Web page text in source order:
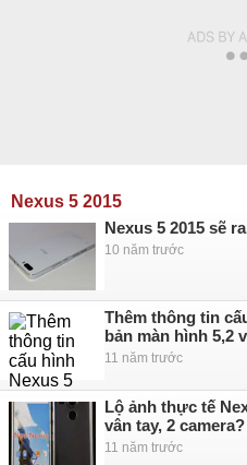
Nexus 5 2015
Nexus 5 2015 sẽ
10 năm trước
Thêm thông tin
bản màn hình 5,2
11 năm trước
Lộ ảnh thực tế
vân tay, 2 camera?
11 năm trước